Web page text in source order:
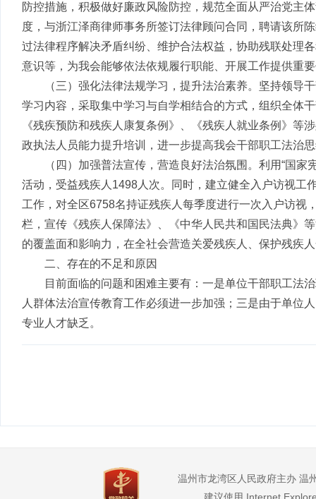
防控措施，积极做好廉政风险防控，规范全面从严治党主
度，与浙江泽商律师事务所签订法律顾问合同，聘请该所
过法律程序解决矛盾纠纷、维护合法权益，协助残联处理
意识等，为我会能够依法依规履行职能、开展工作提供重
（三）强化法律法规学习，提升法治素养。坚持领导
学习内容，采取集中学习与自学相结合的方式，组织全体
《残疾预防和残疾人康复条例》、《残疾人就业条例》
政执法人员能力提升培训，进一步提高我会干部职工法治
（四）加强普法宣传，营造良好法治氛围。利用“国家
活动，受益残疾人1498人次。同时，建立健全入户访视工
工作，对全区6758名持证残疾人每季度进行一次入户访视
栏，宣传《残疾人保障法》、《中华人民共和国民法典》
的覆盖面和影响力，在全社会营造关爱残疾人、保护残疾
二、存在的不足和原因
目前面临的问题和困难主要有：一是单位干部职工法
人群体法治宣传教育工作必须进一步加强；三是由于单位
专业人才缺乏。
温州市龙湾区人民政府主办 温